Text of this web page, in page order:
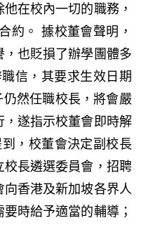
在校內一切的職務，
約。 據校董會聲明，
也貶損了辦學團體多
信，其要求生效日期
然任職校長，將會嚴
遂指示校董會即時解
，校董會決定副校長
校長遴選委員會，招聘
香港及新加坡各界人
時給予適當的輔導；